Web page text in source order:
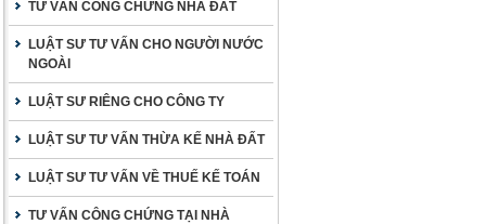
TƯ VẤN CÔNG CHỨNG NHÀ ĐẤT
LUẬT SƯ TƯ VẤN CHO NGƯỜI NƯỚC
NGOÀI
LUẬT SƯ RIÊNG CHO CÔNG TY
LUẬT SƯ TƯ VẤN THỪA KẾ NHÀ ĐẤT
LUẬT SƯ TƯ VẤN VỀ THUẾ KẾ TOÁN
TƯ VẤN CÔNG CHỨNG TẠI NHÀ